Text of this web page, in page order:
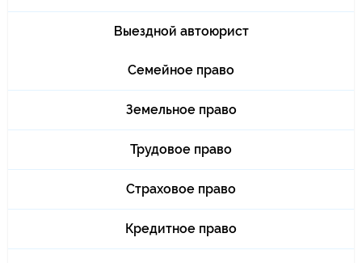
Выездной автоюрист
Семейное право
Земельное право
Трудовое право
Страховое право
Кредитное право